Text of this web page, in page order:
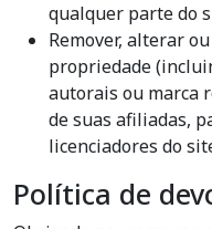
qualquer parte do
Remover, alterar
propriedade
autorais ou marca
de suas afiliadas,
licenciadores do
Política de